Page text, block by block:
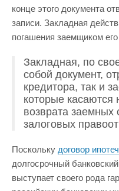
конце этого документа
записи. Закладная
погашения заемщиком
Закладная, по
собой документ,
кредитора, так и
которые касаются
возврата заемных
залоговых
Поскольку договор
долгосрочный
выступает своего рода